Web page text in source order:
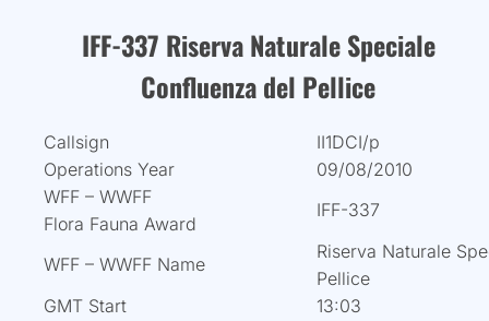
IFF-337 Riserva Naturale Speciale
Confluenza del Pellice
Callsign
II1DCI/p
Operations Year
09/08/2010
WFF – WWFF
Flora Fauna Award
IFF-337
WFF – WWFF Name
Riserva Naturale
Pellice
GMT Start
13:03